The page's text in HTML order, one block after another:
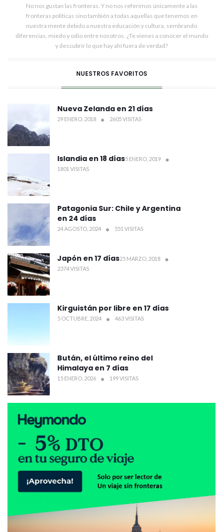
No nos gustan las fronteras. Y no nos referimos únicamente a las
fronteras políticas sino también a todas aquellas que tenemos en
nuestra mente debido a nuestra educación y cultura, sembrando
diferencias, miedo y odio entre nosotros. ¿Te vienes a conocer el mundo
y descubrir lo que hay ahí fuera de verdad?
NUESTROS FAVORITOS
Nueva Zelanda en 21 días
29 ENERO, 2018 2605 VISITAS
Islandia en 18 días5 ENERO, 2019
1801 VISITAS
Patagonia Sur: Chile y Argentina
en 24 días
24 AGOSTO, 2024 551 VISITAS
Japón en 17 días25 MARZO, 2018
2374 VISITAS
Kirguistán por libre en 17 días
5 OCTUBRE, 2024 463 VISITAS
Bután, el último reino del
Himalaya en 7 días
15 ENERO, 2026 199 VISITAS